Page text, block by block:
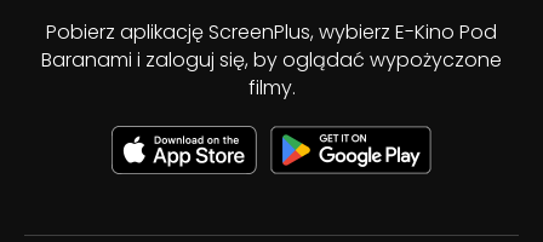
Pobierz aplikację ScreenPlus, wybierz E-Kino Pod
Baranami i zaloguj się, by oglądać wypożyczone
filmy.